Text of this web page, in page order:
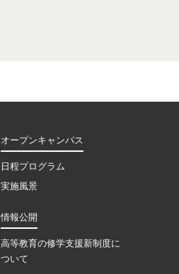
オープンキャンパス
日程プログラム
実施風景
情報公開
高等教育の修学支援新制度に
ついて